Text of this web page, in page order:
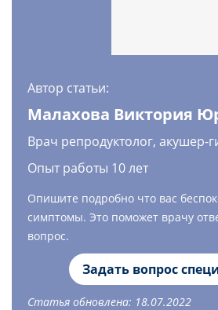
Автор статьи:
Малахова Виктория
Врач репродуктолог, акушер-
Опыт работы 10 лет
Опишите подробно что вас
симптомы. Это поможет врачу
вопрос.
Задать вопрос
Статья обновлена: 18.07.2022